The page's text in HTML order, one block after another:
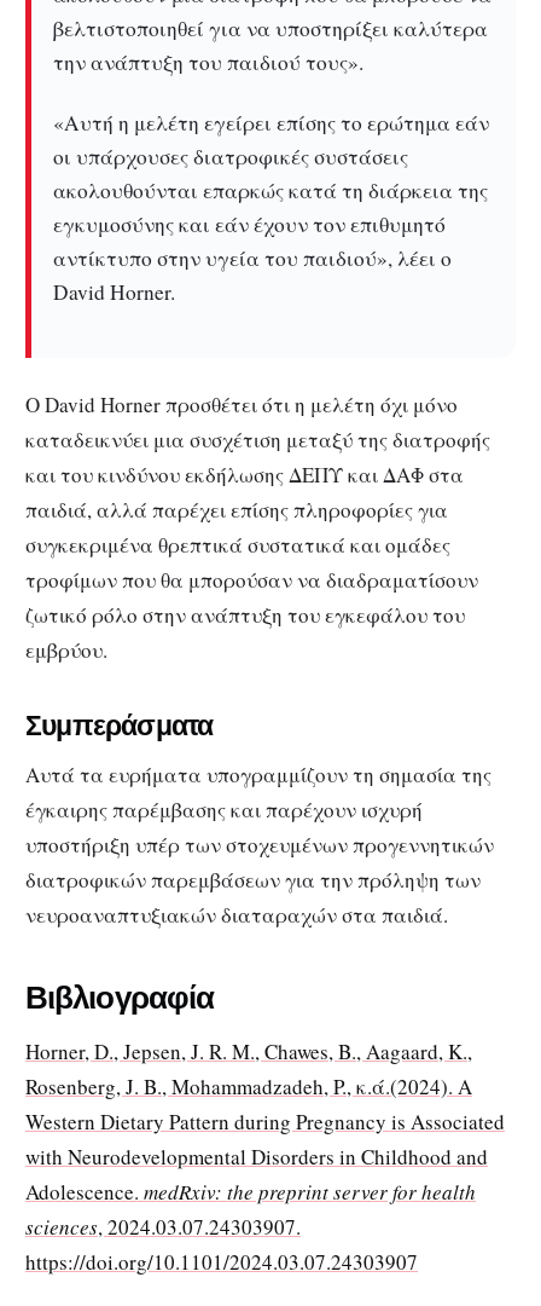
βελτιστοποιηθεί για να υποστηρίξει καλύτερα
την ανάπτυξη του παιδιού τους».
«Αυτή η μελέτη εγείρει επίσης το ερώτημα εάν
οι υπάρχουσες διατροφικές συστάσεις
ακολουθούνται επαρκώς κατά τη διάρκεια της
εγκυμοσύνης και εάν έχουν τον επιθυμητό
αντίκτυπο στην υγεία του παιδιού», λέει ο
David Horner.
Ο David Horner προσθέτει ότι η μελέτη όχι μόνο
καταδεικνύει μια συσχέτιση μεταξύ της διατροφής
και του κινδύνου εκδήλωσης ΔΕΠΥ και ΔΑΦ στα
παιδιά, αλλά παρέχει επίσης πληροφορίες για
συγκεκριμένα θρεπτικά συστατικά και ομάδες
τροφίμων που θα μπορούσαν να διαδραματίσουν
ζωτικό ρόλο στην ανάπτυξη του εγκεφάλου του
εμβρύου.
Συμπεράσματα
Αυτά τα ευρήματα υπογραμμίζουν τη σημασία της
έγκαιρης παρέμβασης και παρέχουν ισχυρή
υποστήριξη υπέρ των στοχευμένων προγεννητικών
διατροφικών παρεμβάσεων για την πρόληψη των
νευροαναπτυξιακών διαταραχών στα παιδιά.
Βιβλιογραφία
Horner, D., Jepsen, J. R. M., Chawes, B., Aagaard, K.,
Rosenberg, J. B., Mohammadzadeh, P., κ.ά.(2024). A
Western Dietary Pattern during Pregnancy is Associated
with Neurodevelopmental Disorders in Childhood and
Adolescence. medRxiv: the preprint server for health
sciences, 2024.03.07.24303907.
https://doi.org/10.1101/2024.03.07.24303907